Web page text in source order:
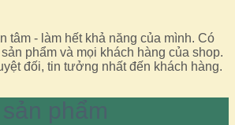
tâm - làm hết khả năng của mình. Có
phẩm và mọi khách hàng của shop.
đối, tin tưởng nhất đến khách hàng.
phẩm